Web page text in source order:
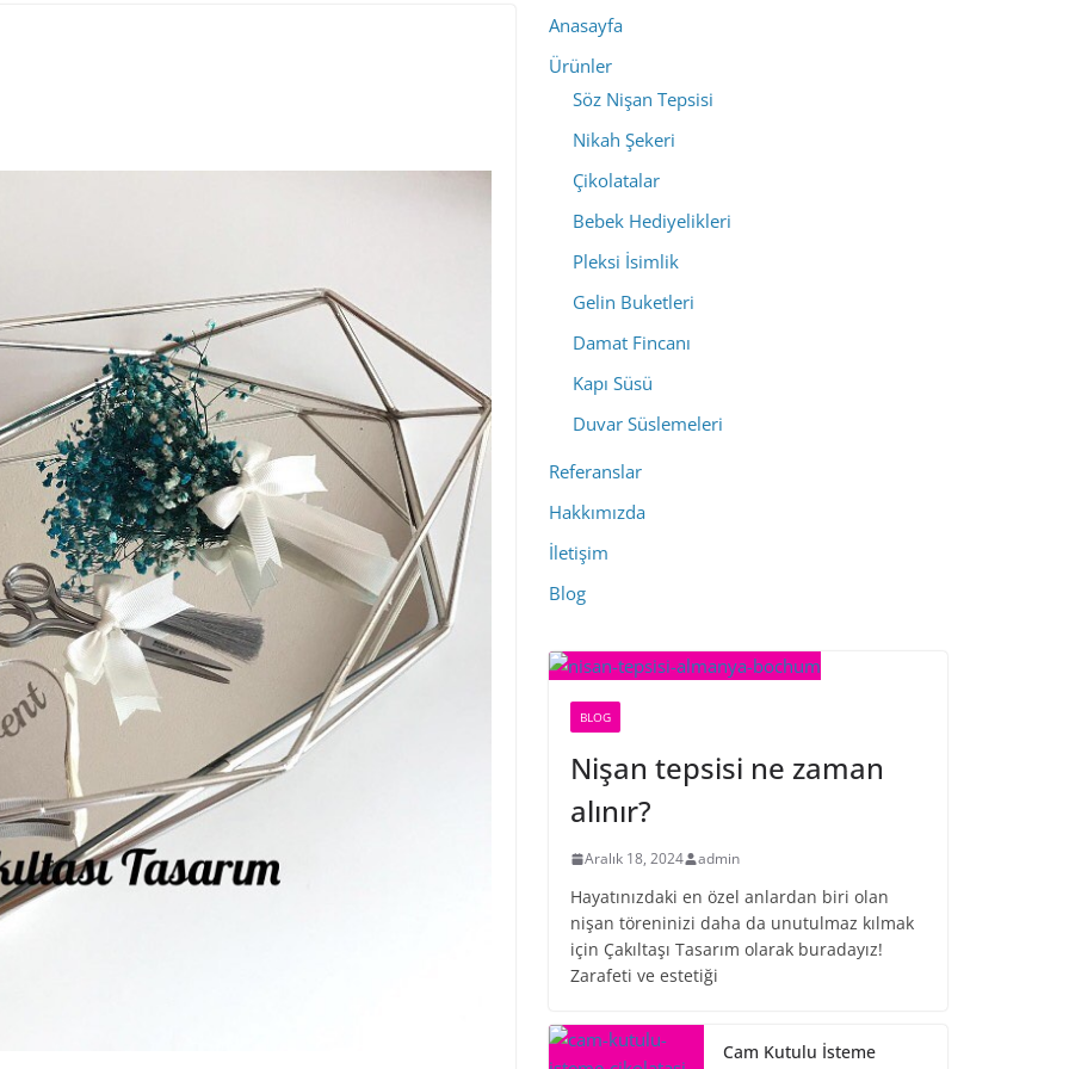
Anasayfa
Ürünler
Söz Nişan Tepsisi
Nikah Şekeri
Çikolatalar
Bebek Hediyelikleri
Pleksi İsimlik
Gelin Buketleri
Damat Fincanı
Kapı Süsü
Duvar Süslemeleri
Referanslar
Hakkımızda
İletişim
Blog
BLOG
Nişan tepsisi ne zaman
alınır?
Aralık 18, 2024 admin
Hayatınızdaki en özel anlardan biri olan
nişan töreninizi daha da unutulmaz kılmak
için Çakıltaşı Tasarım olarak buradayız!
Zarafeti ve estetiği
Cam Kutulu İsteme